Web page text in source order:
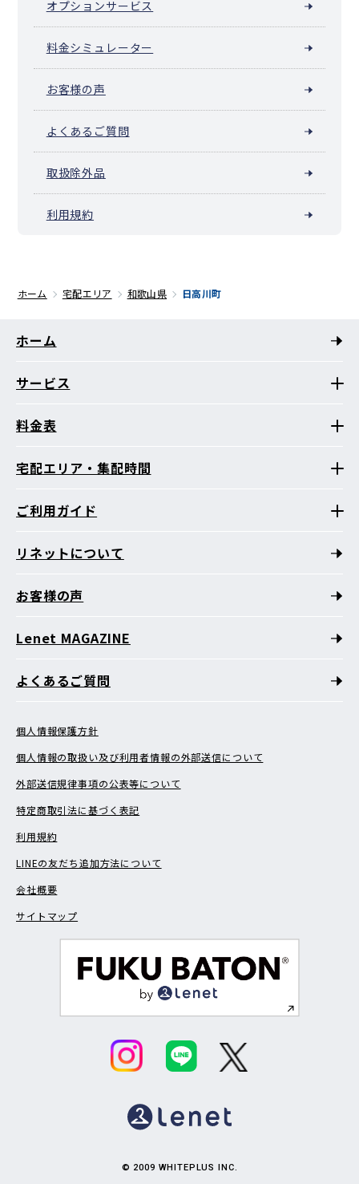
オプションサービス
料金シミュレーター
お客様の声
よくあるご質問
取扱除外品
利用規約
ホーム 宅配エリア 和歌山県 日高川町
ホーム
サービス
料金表
宅配エリア・集配時間
ご利用ガイド
リネットについて
お客様の声
Lenet MAGAZINE
よくあるご質問
個人情報保護方針
個人情報の取扱い及び利用者情報の外部送信について
外部送信規律事項の公表等について
特定商取引法に基づく表記
利用規約
LINEの友だち追加方法について
会社概要
サイトマップ
© 2009 WHITEPLUS INC.